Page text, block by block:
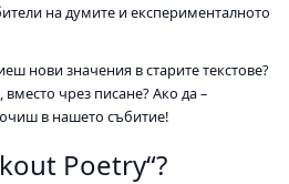
на думите и експерименталното
нови значения в старите текстове?
чрез писане? Ако да –
в нашето събитие!
Poetry“?